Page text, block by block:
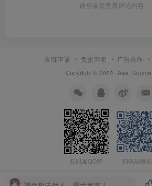
请登录后查看评论内容
友链申请 免责声明 广告合作
Copyright © 2023 · Aae_Source
扫码加QQ群 扫码加微信